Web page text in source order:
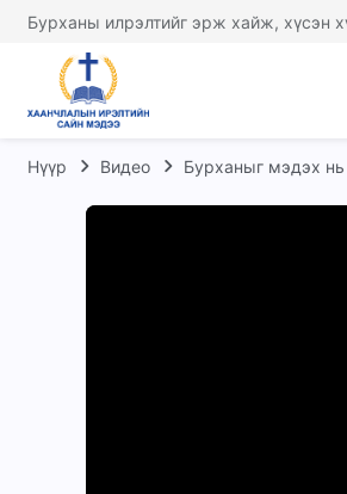
Бурханы илрэлтийг эрж хайж, хүсэн
Нүүр Видео Бурханыг мэдэх нь